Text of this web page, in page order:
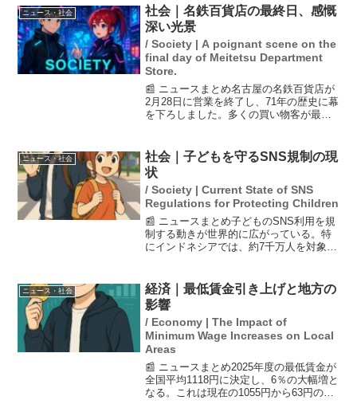
促すものとされています。また、退職金
制度の廃止が優秀な人材...
ニュース・社会
社会｜名鉄百貨店の最終日、感慨
深い光景
/ Society | A poignant scene on the
final day of Meitetsu Department
Store.
📰 ニュースまとめ名古屋の名鉄百貨店が
2月28日に営業を終了し、71年の歴史に幕
を下ろしました。多くの買い物客が最終
員たちが感慨深く最後の全店朝礼を行
い、目頭を押さえる姿...
ニュース・社会
社会｜子どもを守るSNS規制の現
状
/ Society | Current State of SNS
Regulations for Protecting Children
📰 ニュースまとめ子どものSNS利用を規
制する動きが世界的に広がっている。特
にインドネシアでは、約7千万人を対象に
同様の問題が浮上している。このような
規制は、ネットの危...
ニュース・社会
経済｜最低賃金引き上げと地方の
影響
/ Economy | The Impact of
Minimum Wage Increases on Local
Areas
📰 ニュースまとめ2025年度の最低賃金が
全国平均1118円に決定し、6％の大幅増と
なる。これは現在の1055円から63円の上